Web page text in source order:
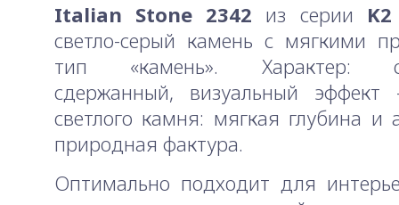
Italian Stone 2342 из серии
светло-серый камень с мягкими
тип «камень». Характер:
сдержанный, визуальный
светлого камня: мягкая глубина и
природная фактура.
Оптимально подходит для